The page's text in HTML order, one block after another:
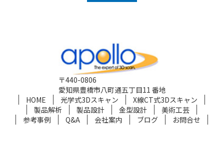
〒440-0806
愛知県豊橋市八町通五丁目11 番地
HOME
光学式3Dスキャン
X線CT式3Dスキャン
製品解析
製品設計 金型設計
美術工芸
参考事例
Q&A 会社案内 ブログ お問合せ